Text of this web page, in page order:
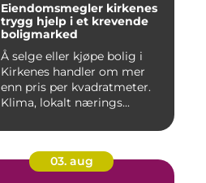
Eiendomsmegler kirkenes
trygg hjelp i et krevende
boligmarked
Å selge eller kjøpe bolig i
Kirkenes handler om mer
enn pris per kvadratmeter.
Klima, lokalt nærings...
03. aug